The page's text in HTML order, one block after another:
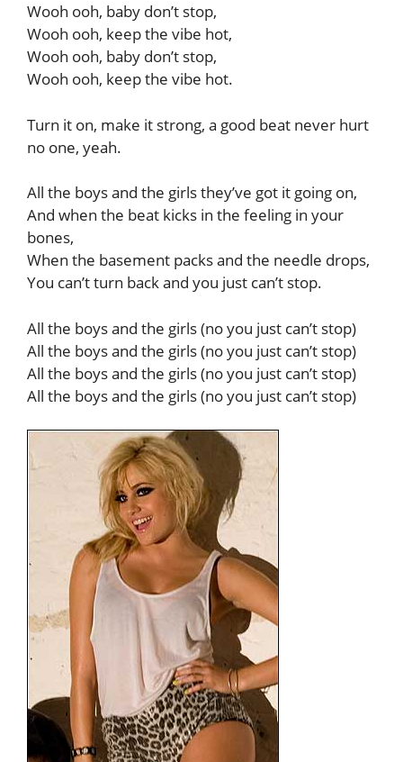
Wooh ooh, baby don’t stop,
Wooh ooh, keep the vibe hot,
Wooh ooh, baby don’t stop,
Wooh ooh, keep the vibe hot.
Turn it on, make it strong, a good beat never hurt
no one, yeah.
All the boys and the girls they’ve got it going on,
And when the beat kicks in the feeling in your
bones,
When the basement packs and the needle drops,
You can’t turn back and you just can’t stop.
All the boys and the girls (no you just can’t stop)
All the boys and the girls (no you just can’t stop)
All the boys and the girls (no you just can’t stop)
All the boys and the girls (no you just can’t stop)